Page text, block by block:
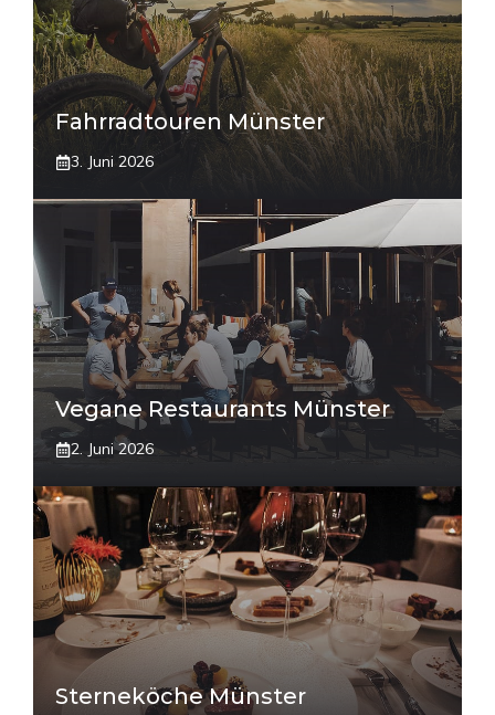
Fahrradtouren Münster
3. Juni 2026
Vegane Restaurants Münster
2. Juni 2026
Sterneköche Münster